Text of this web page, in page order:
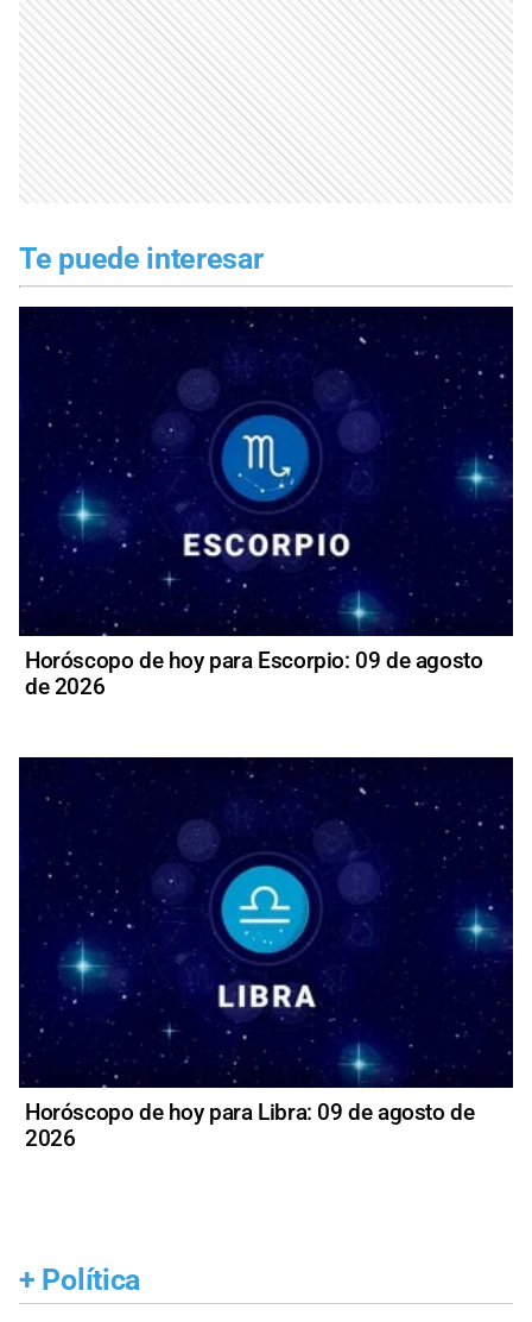
Te puede interesar
Horóscopo de hoy para Escorpio: 09 de agosto
de 2026
Horóscopo de hoy para Libra: 09 de agosto de
2026
+ Política